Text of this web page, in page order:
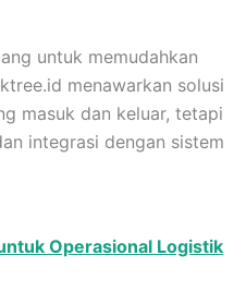
untuk memudahkan
menawarkan solusi
masuk dan keluar, tetapi
integrasi dengan sistem
Operasional Logistik